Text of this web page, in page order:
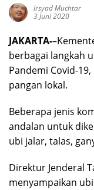
Irsyad Muchtar
3 Juni 2020
JAKARTA-
berbagai langkah
Pandemi Covid-
pangan lokal.
Beberapa jenis
andalan untuk
ubi jalar, talas,
Direktur Jenderal
menyampaikan